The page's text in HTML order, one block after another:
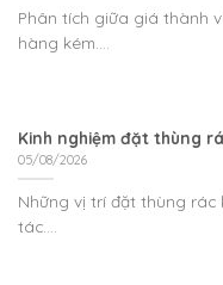
Phân tích giữa giá thành
hàng kém....
Kinh nghiệm đặt thùng
05/08/2026
Những vị trí đặt thùng
tác....